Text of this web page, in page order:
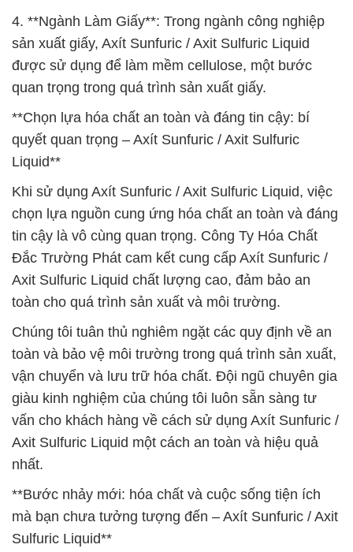
4. **Ngành Làm Giấy**: Trong ngành công nghiệp
sản xuất giấy, Axít Sunfuric / Axit Sulfuric Liquid
được sử dụng để làm mềm cellulose, một bước
quan trọng trong quá trình sản xuất giấy.
**Chọn lựa hóa chất an toàn và đáng tin cậy: bí
quyết quan trọng – Axít Sunfuric / Axit Sulfuric
Liquid**
Khi sử dụng Axít Sunfuric / Axit Sulfuric Liquid, việc
chọn lựa nguồn cung ứng hóa chất an toàn và đáng
tin cậy là vô cùng quan trọng. Công Ty Hóa Chất
Đắc Trường Phát cam kết cung cấp Axít Sunfuric /
Axit Sulfuric Liquid chất lượng cao, đảm bảo an
toàn cho quá trình sản xuất và môi trường.
Chúng tôi tuân thủ nghiêm ngặt các quy định về an
toàn và bảo vệ môi trường trong quá trình sản xuất,
vận chuyển và lưu trữ hóa chất. Đội ngũ chuyên gia
giàu kinh nghiệm của chúng tôi luôn sẵn sàng tư
vấn cho khách hàng về cách sử dụng Axít Sunfuric /
Axit Sulfuric Liquid một cách an toàn và hiệu quả
nhất.
**Bước nhảy mới: hóa chất và cuộc sống tiện ích
mà bạn chưa tưởng tượng đến – Axít Sunfuric / Axit
Sulfuric Liquid**